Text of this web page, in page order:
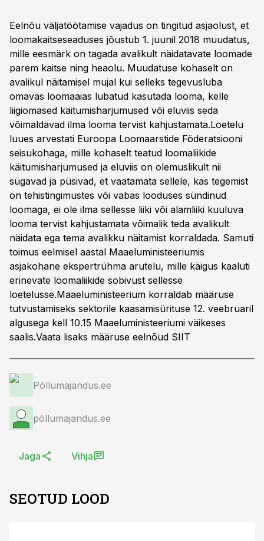
Eelnõu väljatöötamise vajadus on tingitud asjaolust, et
loomakaitseseaduses jõustub 1. juunil 2018 muudatus,
mille eesmärk on tagada avalikult näidatavate loomade
parem kaitse ning heaolu. Muudatuse kohaselt on
avalikul näitamisel mujal kui selleks tegevusluba
omavas loomaaias lubatud kasutada looma, kelle
liigiomased käitumisharjumused või eluviis seda
võimaldavad ilma looma tervist kahjustamata.Loetelu
luues arvestati Euroopa Loomaarstide Föderatsiooni
seisukohaga, mille kohaselt teatud loomaliikide
käitumisharjumused ja eluviis on olemuslikult nii
sügavad ja püsivad, et vaatamata sellele, kas tegemist
on tehistingimustes või vabas looduses sündinud
loomaga, ei ole ilma sellesse liiki või alamliiki kuuluva
looma tervist kahjustamata võimalik teda avalikult
näidata ega tema avalikku näitamist korraldada. Samuti
toimus eelmisel aastal Maaeluministeeriumis
asjakohane ekspertrühma arutelu, mille käigus kaaluti
erinevate loomaliikide sobivust sellesse
loetelusse.Maaeluministeerium korraldab määruse
tutvustamiseks sektorile kaasamisürituse 12. veebruaril
algusega kell 10.15 Maaeluministeeriumi väikeses
saalis.Vaata lisaks määruse eelnõud SIIT
Põllumajandus.ee
põllumajandus.ee
Jaga Vihja
SEOTUD LOOD